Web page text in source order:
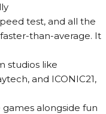
test, and all the
than-average. It
studios like
and ICONIC21,
alongside fun